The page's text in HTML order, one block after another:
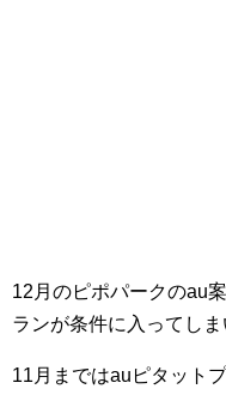
12月のピポパークのau
ランが条件に入ってしま
11月まではauピタット